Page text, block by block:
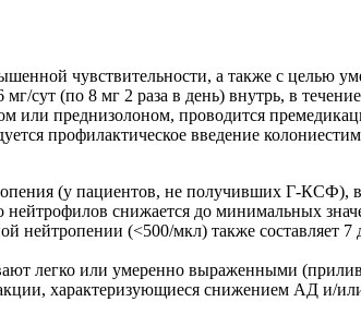
чувствительности, а также с целью
сут (по 8 мг 2 раза в день) внутрь, в
преднизолоном, проводится
профилактическое введение
(у пациентов, не получивших Г-КСФ), в
снижается до минимальных
нейтропении (<500/мкл) также составляет
легко или умеренно выраженными
характеризующиеся снижением АД и/